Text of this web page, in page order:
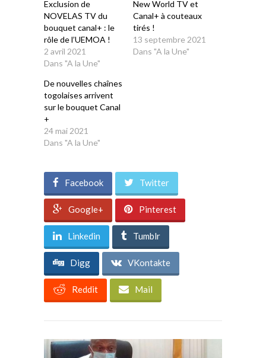
Exclusion de
NOVELAS TV du
bouquet canal+ : le
rôle de l’UEMOA !
2 avril 2021
Dans "A la Une"
New World TV et
Canal+ à couteaux
tirés !
13 septembre 2021
Dans "A la Une"
De nouvelles chaînes
togolaises arrivent
sur le bouquet Canal
+
24 mai 2021
Dans "A la Une"
Facebook Twitter
Google+ Pinterest
Linkedin Tumblr
Digg VKontakte
Reddit Mail